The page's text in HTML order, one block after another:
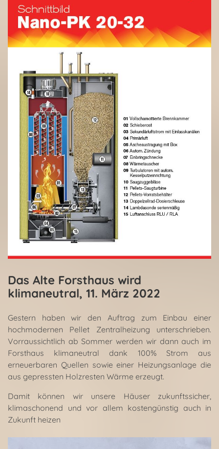
Das Alte Forsthaus wird
klimaneutral, 11. März 2022
Gestern haben wir den Auftrag zum Einbau einer
hochmodernen Pellet Zentralheizung unterschrieben.
Vorraussichtlich ab Sommer werden wir dann auch im
Forsthaus klimaneutral dank 100% Strom aus
erneuerbaren Quellen sowie einer Heizungsanlage die
aus gepressten Holzresten Wärme erzeugt.
Damit können wir unsere Häuser zukunftssicher,
klimaschonend und vor allem kostengünstig auch in
Zukunft heizen